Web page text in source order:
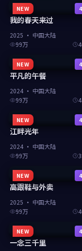
NEW
我的春天来过
2025 · 中国大陆
99万
NEW
平凡的午餐
2024 · 中国大陆
99万
NEW
江畔光年
2024 · 中国大陆
99万
NEW
高跟鞋与外卖
2025 · 中国大陆
99万
NEW
一念三千里